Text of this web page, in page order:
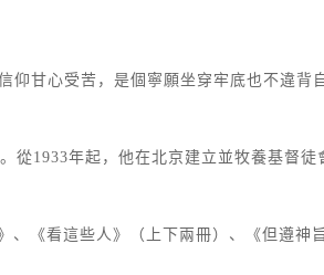
甘心受苦，是個寧願坐穿牢底也不違
從1933年起，他在北京建立並牧養基督
《看這些人》（上下兩冊）、《但遵神